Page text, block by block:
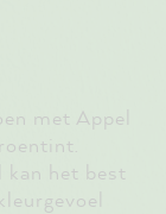
met Appel
kan het best